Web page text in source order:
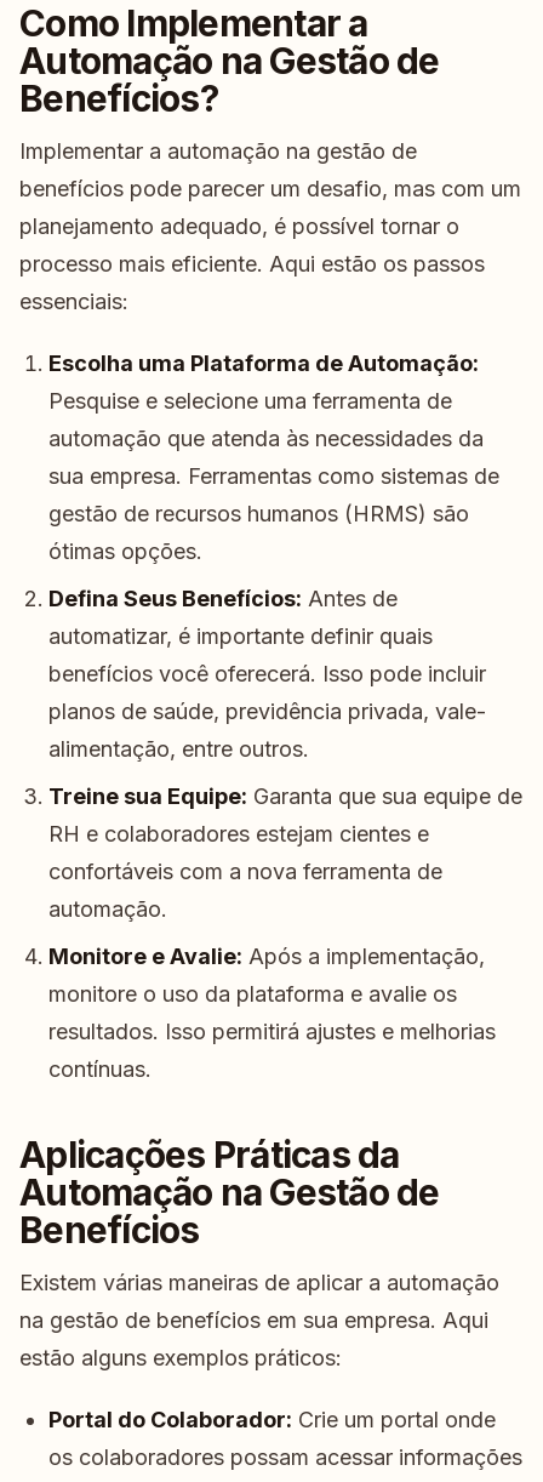
Como Implementar a
Automação na Gestão de
Benefícios?
Implementar a automação na gestão de
benefícios pode parecer um desafio, mas com um
planejamento adequado, é possível tornar o
processo mais eficiente. Aqui estão os passos
essenciais:
Escolha uma Plataforma de Automação:
Pesquise e selecione uma ferramenta de
automação que atenda às necessidades da
sua empresa. Ferramentas como sistemas de
gestão de recursos humanos (HRMS) são
ótimas opções.
Defina Seus Benefícios: Antes de
automatizar, é importante definir quais
benefícios você oferecerá. Isso pode incluir
planos de saúde, previdência privada, vale-
alimentação, entre outros.
Treine sua Equipe: Garanta que sua equipe de
RH e colaboradores estejam cientes e
confortáveis com a nova ferramenta de
automação.
Monitore e Avalie: Após a implementação,
monitore o uso da plataforma e avalie os
resultados. Isso permitirá ajustes e melhorias
contínuas.
Aplicações Práticas da
Automação na Gestão de
Benefícios
Existem várias maneiras de aplicar a automação
na gestão de benefícios em sua empresa. Aqui
estão alguns exemplos práticos:
Portal do Colaborador: Crie um portal onde
os colaboradores possam acessar informações